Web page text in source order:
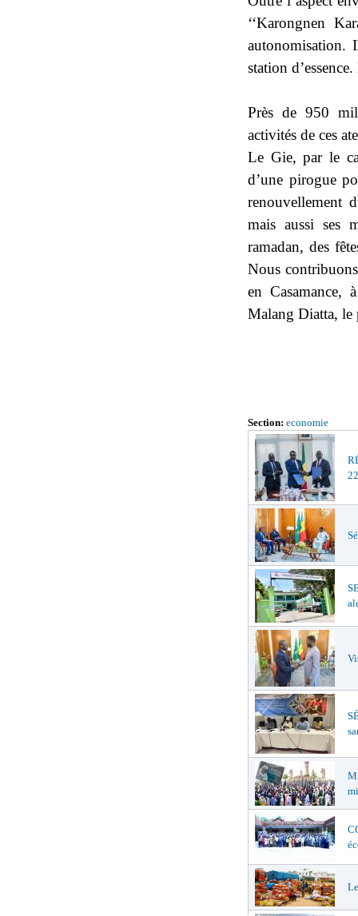
‘‘Karongnen
autonomisation.
station
Près de 950
activités de ces
Le Gie, par le
d’une pirogue
renouvellement
mais aussi ses
ramadan, des
Nous
en Casamance,
Malang Diatta, le
Section: economie